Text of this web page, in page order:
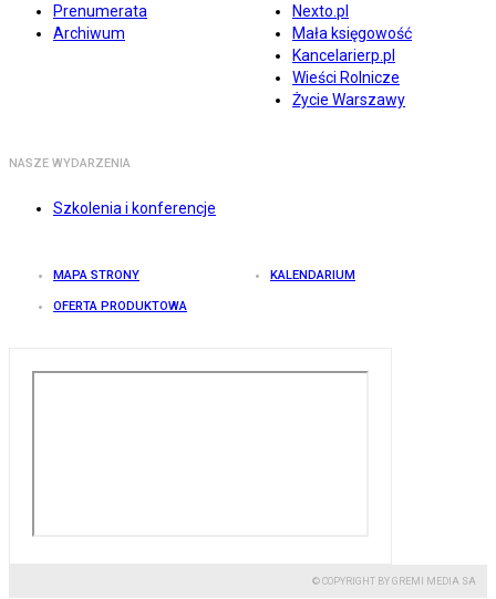
Prenumerata
Archiwum
Nexto.pl
Mała księgowość
Kancelarierp.pl
Wieści Rolnicze
Życie Warszawy
NASZE WYDARZENIA
Szkolenia i konferencje
MAPA STRONY KALENDARIUM
OFERTA PRODUKTOWA
© COPYRIGHT BY GREMI MEDIA SA